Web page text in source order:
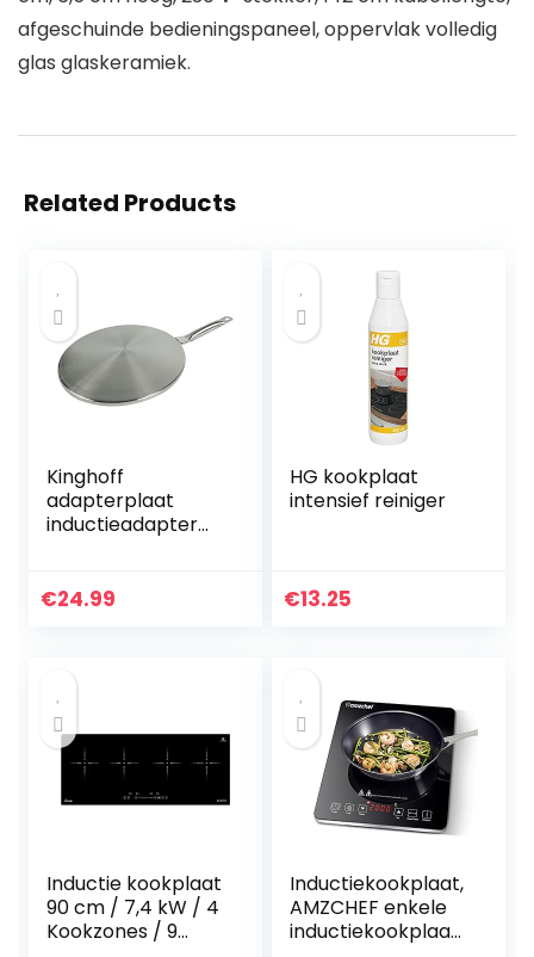
afgeschuinde bedieningspaneel, oppervlak volledig
glas glaskeramiek.
Related Products
Kinghoff
adapterplaat
inductieadapter
plaat
€24.99
HG kookplaat
intensief reiniger
€13.25
Inductie kookplaat
90 cm / 7,4 kW / 4
Kookzones / 9
Inductiekookplaat,
AMZCHEF enkele
inductiekookplaat